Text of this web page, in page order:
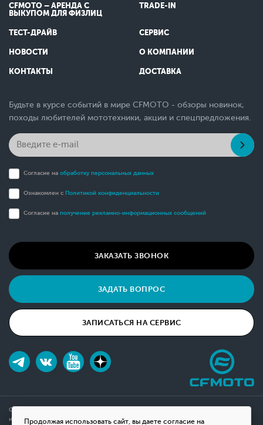
Продолжая использовать сайт, вы даете согласие на
CFMOTO – АРЕНДА С
ВЫКУПОМ ДЛЯ ФИЗЛИЦ
TRADE-IN
ТЕСТ-ДРАЙВ СЕРВИС
НОВОСТИ О КОМПАНИИ
КОНТАКТЫ ДОСТАВКА
Будьте в курсе событий в мире CFMOTO - обзоры новинок,
походы любителей мототехники, акции и спецпредложения.
Согласие на обработку персональных данных
Ознакомлен с Политикой конфиденциальности
Согласие на получение рекламно-информационных сообщений
ЗАКАЗАТЬ ЗВОНОК
ЗАДАТЬ ВОПРОС
ЗАПИСАТЬСЯ НА СЕРВИС
Обращаем ваше внимание на то, что данный интернет-сайт носит исключительно
информационный характер и ни при каких условиях не является публичной офертой,